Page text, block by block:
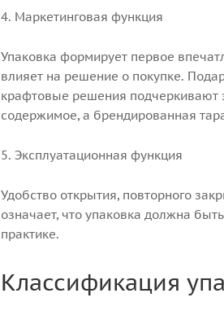
4. Маркетинговая функция
Упаковка формирует первое
влияет на решение о покупке.
крафтовые решения подчеркивают
содержимое, а брендированная
5. Эксплуатационная функция
Удобство открытия, повторного
означает, что упаковка должна
практике.
Классификация